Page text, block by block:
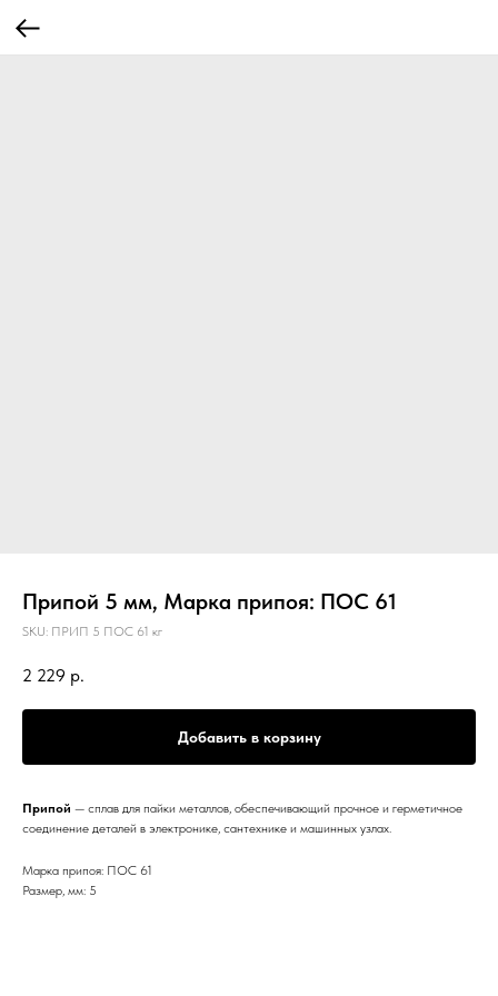
Припой 5 мм, Марка припоя: ПОС 61
SKU: ПРИП 5 ПОС 61 кг
2 229 р.
Добавить в корзину
Припой — сплав для пайки металлов, обеспечивающий прочное и герметичное
соединение деталей в электронике, сантехнике и машинных узлах.
Марка припоя: ПОС 61
Размер, мм: 5